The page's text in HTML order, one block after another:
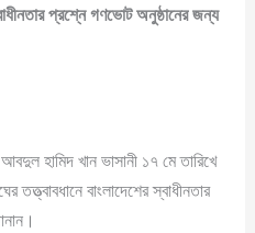
প্রশ্নে গণভোট অনুষ্ঠানের জন্য
হামিদ খান ভাসানী ১৭ মে তারিখে
তত্ত্বাবধানে বাংলাদেশের স্বাধীনতার